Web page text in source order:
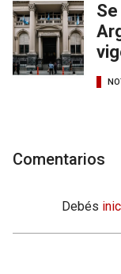
Comentarios
Debés